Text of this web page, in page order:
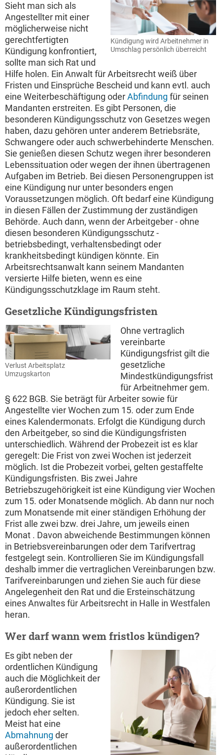
Kündigung wird Arbeitnehmer in
Umschlag persönlich überreicht
Sieht man sich als
Angestellter mit einer
möglicherweise nicht
gerechtfertigten
Kündigung konfrontiert,
sollte man sich Rat und
Hilfe holen. Ein Anwalt für Arbeitsrecht weiß über
Fristen und Einsprüche Bescheid und kann evtl. auch
eine Weiterbeschäftigung oderAbfindung für seinen
Mandanten erstreiten. Es gibt Personen, die
besonderen Kündigungsschutz von Gesetzes wegen
haben, dazu gehören unter anderem Betriebsräte,
Schwangere oder auch schwerbehinderte Menschen.
Sie genießen diesen Schutz wegen ihrer besonderen
Lebenssituation oder wegen der ihnen übertragenen
Aufgaben im Betrieb. Bei diesen Personengruppen ist
eine Kündigung nur unter besonders engen
Voraussetzungen möglich. Oft bedarf eine Kündigung
in diesen Fällen der Zustimmung der zuständigen
Behörde. Auch dann, wenn der Arbeitgeber - ohne
diesen besonderen Kündigungsschutz -
betriebsbedingt, verhaltensbedingt oder
krankheitsbedingt kündigen könnte. Ein
Arbeitsrechtsanwalt kann seinem Mandanten
versierte Hilfe bieten, wenn es eine
Kündigungsschutzklage im Raum steht.
Gesetzliche Kündigungsfristen
Verlust Arbeitsplatz
Umzugskarton
Ohne vertraglich
vereinbarte
Kündigungsfrist gilt die
gesetzliche
Mindestkündigungsfrist
für Arbeitnehmer gem.
§ 622 BGB. Sie beträgt für Arbeiter sowie für
Angestellte vier Wochen zum 15. oder zum Ende
eines Kalendermonats. Erfolgt die Kündigung durch
den Arbeitgeber, so sind die Kündigungsfristen
unterschiedlich. Während der Probezeit ist es klar
geregelt: Die Frist von zwei Wochen ist jederzeit
möglich. Ist die Probezeit vorbei, gelten gestaffelte
Kündigungsfristen. Bis zwei Jahre
Betriebszugehörigkeit ist eine Kündigung vier Wochen
zum 15. oder Monatsende möglich. Ab dann nur noch
zum Monatsende mit einer ständigen Erhöhung der
Frist alle zwei bzw. drei Jahre, um jeweils einen
Monat . Davon abweichende Bestimmungen können
in Betriebsvereinbarungen oder dem Tarifvertrag
festgelegt sein. Kontrollieren Sie im Kündigungsfall
deshalb immer die vertraglichen Vereinbarungen bzw.
Tarifvereinbarungen und ziehen Sie auch für diese
Angelegenheit den Rat und die Ersteinschätzung
eines Anwaltes für Arbeitsrecht in Halle in Westfalen
heran.
Wer darf wann wem fristlos kündigen?
Es gibt neben der
ordentlichen Kündigung
auch die Möglichkeit der
außerordentlichen
Kündigung. Sie ist
jedoch eher selten.
Meist hat eine
Abmahnung der
außerordentlichen